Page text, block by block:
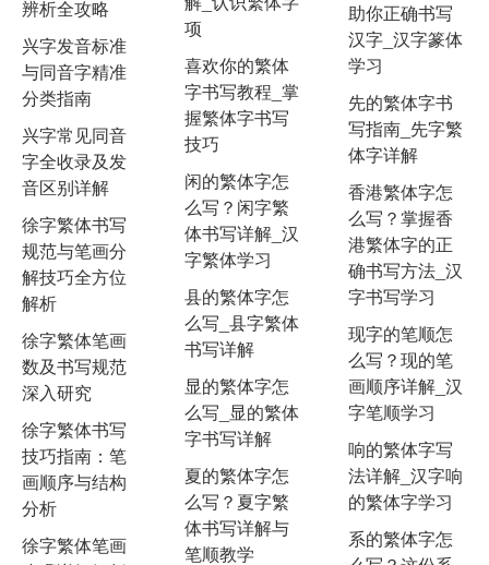
辨析全攻略
兴字发音标准
与同音字精准
分类指南
兴字常见同音
字全收录及发
音区别详解
徐字繁体书写
规范与笔画分
解技巧全方位
解析
徐字繁体笔画
数及书写规范
深入研究
徐字繁体书写
技巧指南：笔
画顺序与结构
分析
徐字繁体笔画
项
喜欢你的繁体
字书写教程_掌
握繁体字书写
技巧
闲的繁体字怎
么写？闲字繁
体书写详解_汉
字繁体学习
县的繁体字怎
么写_县字繁体
书写详解
显的繁体字怎
么写_显的繁体
字书写详解
夏的繁体字怎
么写？夏字繁
体书写详解与
笔顺教学
助你正确书写
汉字_汉字篆体
学习
先的繁体字书
写指南_先字繁
体字详解
香港繁体字怎
么写？掌握香
港繁体字的正
确书写方法_汉
字书写学习
现字的笔顺怎
么写？现的笔
画顺序详解_汉
字笔顺学习
响的繁体字写
法详解_汉字响
的繁体字学习
系的繁体字怎